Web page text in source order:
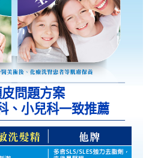
問題方案
、小兒科一致推薦